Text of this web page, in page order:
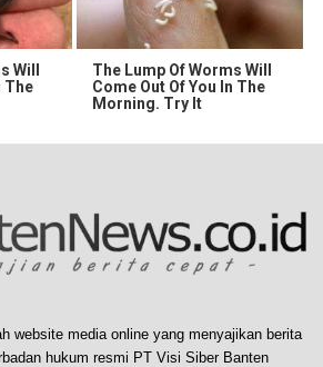
Will
The
The Lump Of Worms Will
Come Out Of You In The
Morning. Try It
website media online yang menyajikan berita
hukum resmi PT Visi Siber Banten